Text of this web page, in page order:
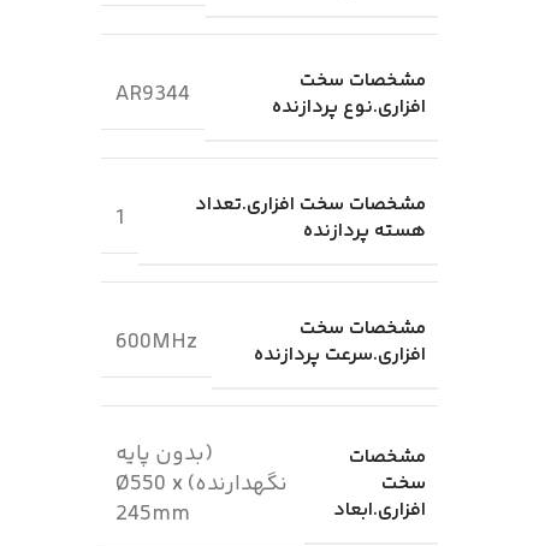
مشخصات سخت
افزاری.نوع پردازنده
AR9344
مشخصات سخت افزاری.تعداد
هسته پردازنده
1
مشخصات سخت
افزاری.سرعت پردازنده
600MHz
مشخصات
سخت
افزاری.ابعاد
(بدون پایه
نگهدارنده) Ø550 x
245mm